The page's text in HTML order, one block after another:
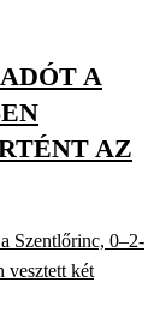
A
AZ
Szentlőrinc, 0–2-
vesztett két